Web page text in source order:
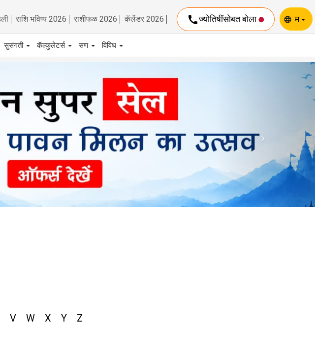
राशि भविष्य 2026 राशीफळ 2026 कॅलेंडर 2026 callज्योतिषींसोबत बोला language म
सुसंगती कॅल्कुलेटर्स सण विविध
V W X Y Z